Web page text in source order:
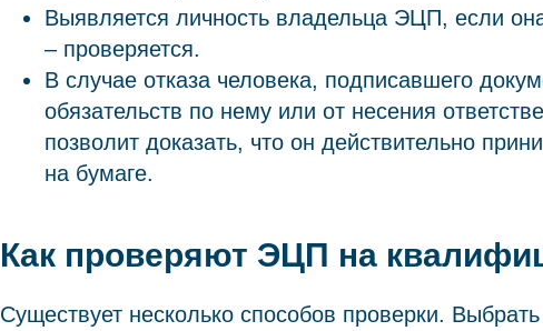
Выявляется личность владельца ЭЦП, если
– проверяется.
В случае отказа человека, подписавшего
обязательств по нему или от несения
позволит доказать, что он действительно
на бумаге.
Как проверяют ЭЦП на
Существует несколько способов проверки.